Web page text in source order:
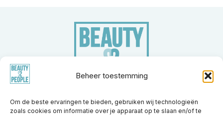
Beheer toestemming
Om de beste ervaringen te bieden, gebruiken wij technologieën
zoals cookies om informatie over je apparaat op te slaan en/of te